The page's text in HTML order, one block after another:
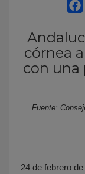
córnea
con una
Fuente:
24 de febrero